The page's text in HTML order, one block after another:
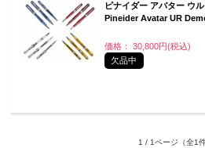
ピナイダー アバター ウ
Pineider Avatar UR
価格： 30,800円(税込)
欠品中
1 / 1ページ （全1件